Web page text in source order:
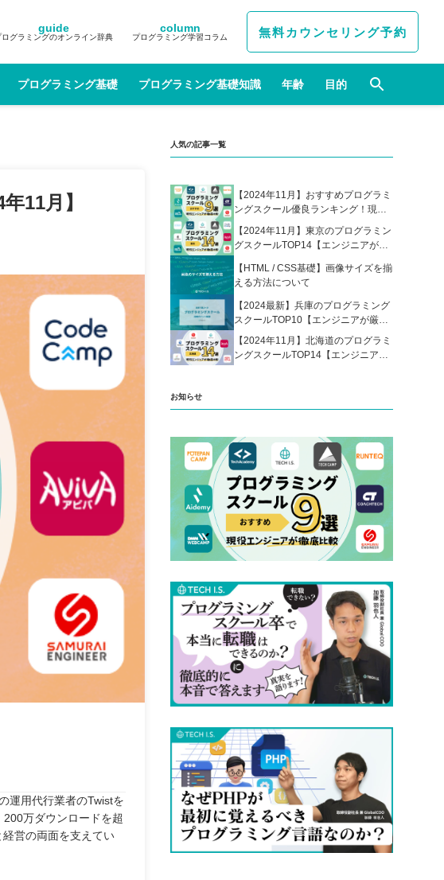
guide
ログラミングのオンライン辞典
column
プログラミング学習コラム 無料カウンセリング予約
プログラミング基礎 プログラミング基礎知識 年齢 目的
11月】
運用代行業者のTwistを
万ダウンロードを超
営の両面を支えてい
人気の記事一覧
【2024年11月】おすすめプログラミ
ングスクール優良ランキング！現役
エンジニアが選んだ人気プログラミ
ングスクールの比較表あり
【2024年11月】東京のプログラミン
グスクールTOP14【エンジニアが厳
【HTML / CSS基礎】画像サイズを揃
える方法について
【2024最新】兵庫のプログラミング
スクールTOP10【エンジニアが厳
選】
【2024年11月】北海道のプログラミ
ングスクールTOP14【エンジニアが
お知らせ